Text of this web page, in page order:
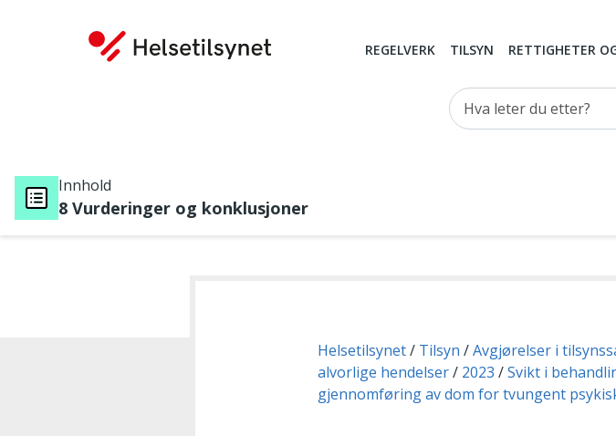
REGELVERK TILSYN RETTIGHETER
Hva leter du etter?
Innhold
8 Vurderinger og konklusjoner
Du er her:
Helsetilsynet Tilsyn
Avgjørelser i
alvorlige hendelser
2023
Svikt i
gjennomføring av dom for tvungent